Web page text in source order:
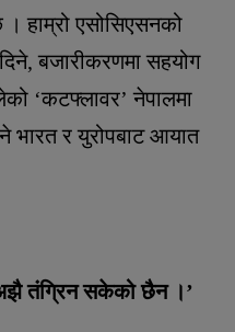
हाम्रो एसोसिएसनको
बजारीकरणमा सहयोग
‘कटफ्लावर’ नेपालमा
भारत र युरोपबाट आयात
तंग्रिन सकेको छैन ।’